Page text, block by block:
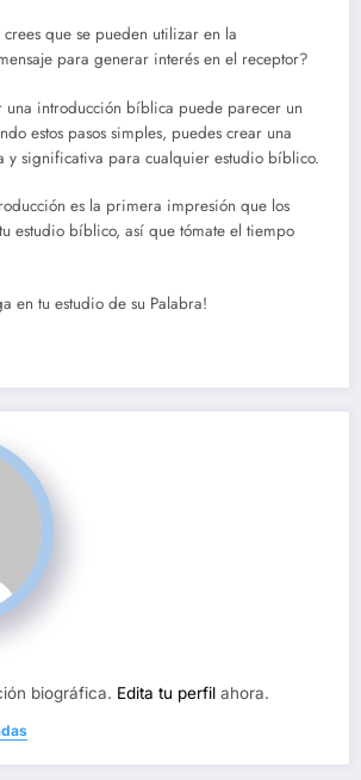
crees que se pueden utilizar en la
para generar interés en el receptor?
una introducción bíblica puede parecer un
estos pasos simples, puedes crear una
y significativa para cualquier estudio bíblico.
es la primera impresión que los
estudio bíblico, así que tómate el tiempo
en tu estudio de su Palabra!
biográfica. Edita tu perfil ahora.